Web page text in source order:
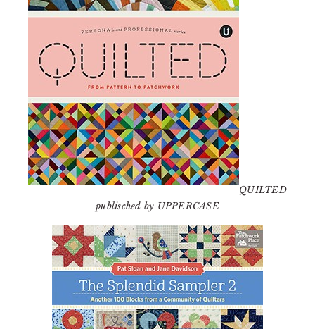
QUILTED
publisched by UPPERCASE